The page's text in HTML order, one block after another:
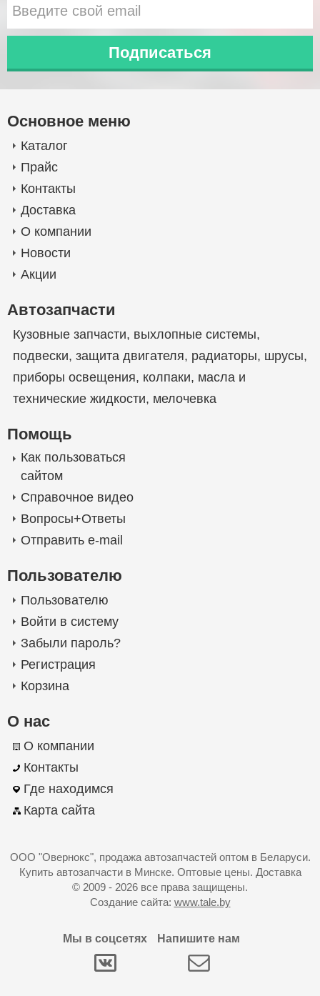
Основное меню
Каталог
Прайс
Контакты
Доставка
О компании
Новости
Акции
Автозапчасти
Кузовные запчасти, выхлопные системы,
подвески, защита двигателя, радиаторы, шрусы,
приборы освещения, колпаки, масла и
технические жидкости, мелочевка
Помощь
Как пользоваться
сайтом
Справочное видео
Вопросы+Ответы
Отправить e-mail
Пользователю
Пользователю
Войти в систему
Забыли пароль?
Регистрация
Корзина
О нас
О компании
Контакты
Где находимся
Карта сайта
ООО "Овернокс", продажа автозапчастей оптом в Беларуси.
Купить автозапчасти в Минске. Оптовые цены. Доставка
© 2009 - 2026 все права защищены.
Создание сайта: www.tale.by
Мы в соцсетях Напишите нам